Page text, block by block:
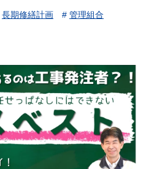
長期修繕計画 # 管理組合